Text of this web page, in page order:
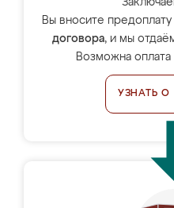
Вы вносите
договора, и мы
Возможна оплата
УЗНАТЬ О